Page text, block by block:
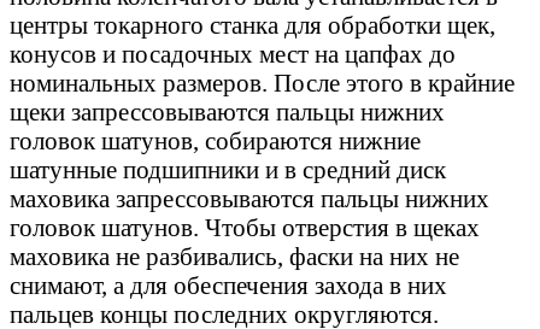
центры токарного станка для обработки щек,
конусов и посадочных мест на цапфах до
номинальных размеров. После этого в крайние
щеки запрессовываются пальцы нижних
головок шатунов, собираются нижние
шатунные подшипники и в средний диск
маховика запрессовываются пальцы нижних
головок шатунов. Чтобы отверстия в щеках
маховика не разбивались, фаски на них не
снимают, а для обеспечения захода в них
пальцев концы последних округляются.